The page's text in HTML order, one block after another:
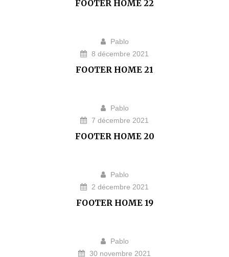
FOOTER HOME 22
Pablo
8 décembre 2021
FOOTER HOME 21
Pablo
7 décembre 2021
FOOTER HOME 20
Pablo
2 décembre 2021
FOOTER HOME 19
Pablo
30 novembre 2021